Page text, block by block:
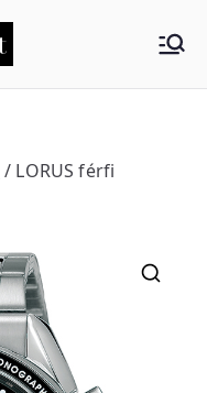
Tempus
küzlet
/ LORUS férfi